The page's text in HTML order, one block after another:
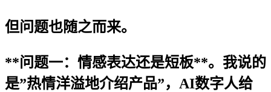
但问题也随之而来。
**问题一：情感表达还是短板**。我说的
是”热情洋溢地介绍产品”，AI数字人给